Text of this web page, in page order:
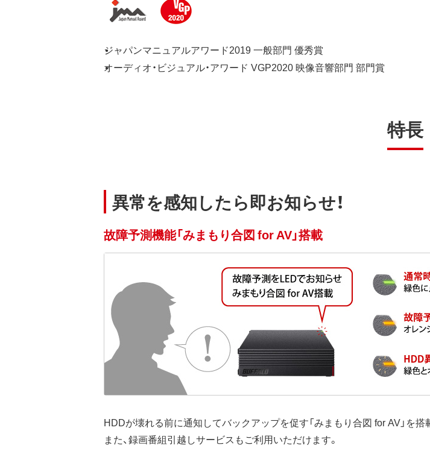
ジャパンマニュアルアワード2019 一般部門 優秀賞
オーディオ・ビジュアル・アワード VGP2020 映像音響部門 部門賞
特長
異常を感知したら即お知らせ！
故障予測機能「みまもり合図 for AV」搭載
HDDが壊れる前に通知してバックアップを促す「みまもり合図 for AV」を搭
また、録画番組引越しサービスもご利用いただけます。